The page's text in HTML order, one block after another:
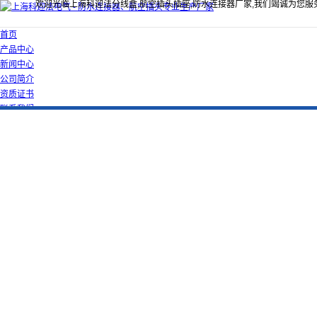
欢迎光临上海科迎法分线盒,航空插头插座,防水连接器厂家,我们竭诚为您服
首页
产品中心
新闻中心
公司简介
资质证书
联系我们